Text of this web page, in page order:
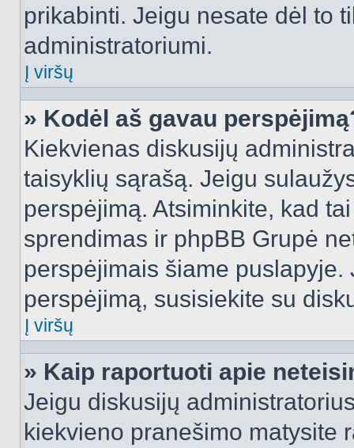
prikabinti. Jeigu nesate dėl to
administratoriumi.
Į viršų
» Kodėl aš gavau
Kiekvienas diskusijų
taisyklių sąrašą. Jeigu
perspėjimą. Atsiminkite, kad
sprendimas ir phpBB Grupė
perspėjimais šiame
perspėjimą, susisiekite su
Į viršų
» Kaip raportuoti apie
Jeigu diskusijų
kiekvieno pranešimo matysite